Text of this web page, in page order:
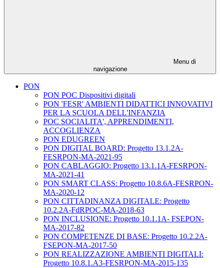
Menu di
navigazione
PON
PON POC Dispositivi digitali
PON 'FESR' AMBIENTI DIDATTICI INNOVATIVI
PER LA SCUOLA DELL'INFANZIA
POC SOCIALITA', APPRENDIMENTI,
ACCOGLIENZA
PON EDUGREEN
PON DIGITAL BOARD: Progetto 13.1.2A-
FESRPON-MA-2021-95
PON CABLAGGIO: Progetto 13.1.1A-FESRPON-
MA-2021-41
PON SMART CLASS: Progetto 10.8.6A-FESRPON-
MA-2020-12
PON CITTADINANZA DIGITALE: Progetto
10.2.2A-FdRPOC-MA-2018-63
PON INCLUSIONE: Progetto 10.1.1A- FSEPON-
MA-2017-82
PON COMPETENZE DI BASE: Progetto 10.2.2A-
FSEPON-MA-2017-50
PON REALIZZAZIONE AMBIENTI DIGITALI:
Progetto 10.8.1.A3-FESRPON-MA-2015-135